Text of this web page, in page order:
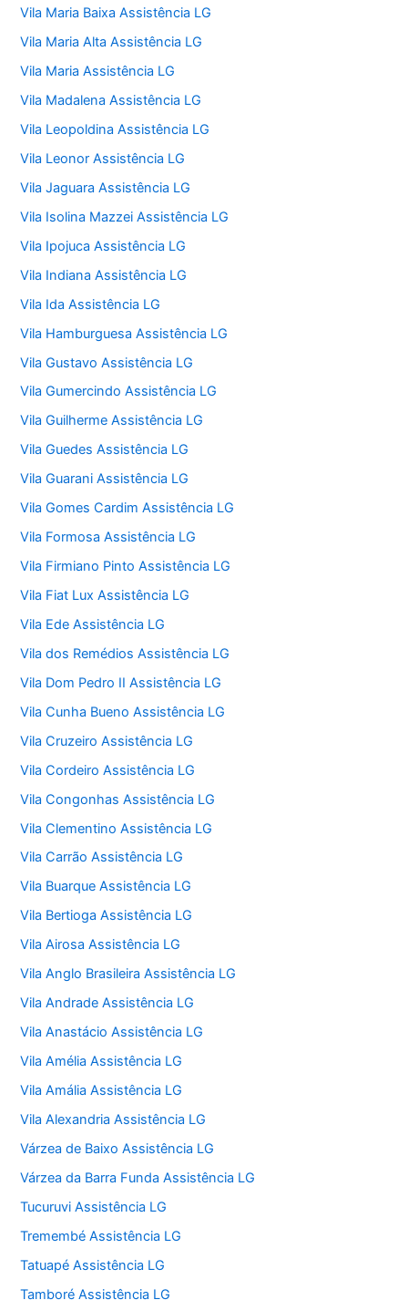
Vila Maria Baixa Assistência LG
Vila Maria Alta Assistência LG
Vila Maria Assistência LG
Vila Madalena Assistência LG
Vila Leopoldina Assistência LG
Vila Leonor Assistência LG
Vila Jaguara Assistência LG
Vila Isolina Mazzei Assistência LG
Vila Ipojuca Assistência LG
Vila Indiana Assistência LG
Vila Ida Assistência LG
Vila Hamburguesa Assistência LG
Vila Gustavo Assistência LG
Vila Gumercindo Assistência LG
Vila Guilherme Assistência LG
Vila Guedes Assistência LG
Vila Guarani Assistência LG
Vila Gomes Cardim Assistência LG
Vila Formosa Assistência LG
Vila Firmiano Pinto Assistência LG
Vila Fiat Lux Assistência LG
Vila Ede Assistência LG
Vila dos Remédios Assistência LG
Vila Dom Pedro II Assistência LG
Vila Cunha Bueno Assistência LG
Vila Cruzeiro Assistência LG
Vila Cordeiro Assistência LG
Vila Congonhas Assistência LG
Vila Clementino Assistência LG
Vila Carrão Assistência LG
Vila Buarque Assistência LG
Vila Bertioga Assistência LG
Vila Airosa Assistência LG
Vila Anglo Brasileira Assistência LG
Vila Andrade Assistência LG
Vila Anastácio Assistência LG
Vila Amélia Assistência LG
Vila Amália Assistência LG
Vila Alexandria Assistência LG
Várzea de Baixo Assistência LG
Várzea da Barra Funda Assistência LG
Tucuruvi Assistência LG
Tremembé Assistência LG
Tatuapé Assistência LG
Tamboré Assistência LG